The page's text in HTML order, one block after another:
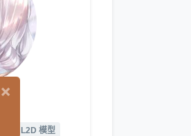
L2D 模型
×